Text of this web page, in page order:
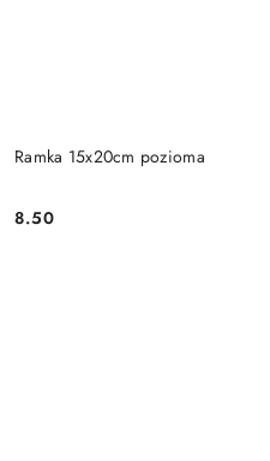
Ramka 15x20cm pozioma
Cena:
8.50